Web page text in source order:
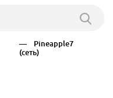
— Pineapple7
(сеть)